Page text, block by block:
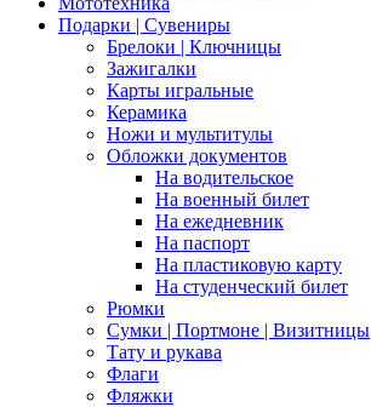
Подарки | Сувениры
Брелоки | Ключницы
Зажигалки
Карты игральные
Керамика
Ножи и мультитулы
Обложки документов
На водительское
На военный билет
На ежедневник
На паспорт
На пластиковую карту
На студенческий билет
Рюмки
Сумки | Портмоне | Визитницы
Тату и рукава
Флаги
Фляжки